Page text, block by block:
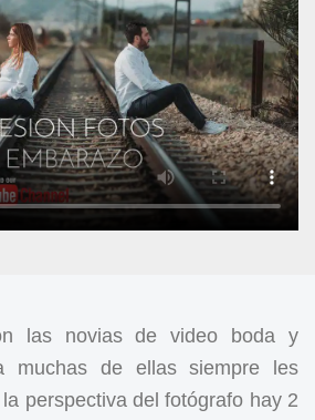
las novias de video boda y
muchas de ellas siempre les
perspectiva del fotógrafo hay 2